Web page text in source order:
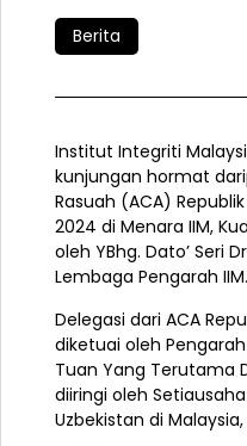
Berita
Institut Integriti
kunjungan hormat
Rasuah (ACA)
2024 di Menara IIM,
oleh YBhg. Dato’ Seri
Lembaga Pengarah IIM.
Delegasi dari ACA
diketuai oleh
Tuan Yang Terutama
diiringi oleh
Uzbekistan di Malaysia,